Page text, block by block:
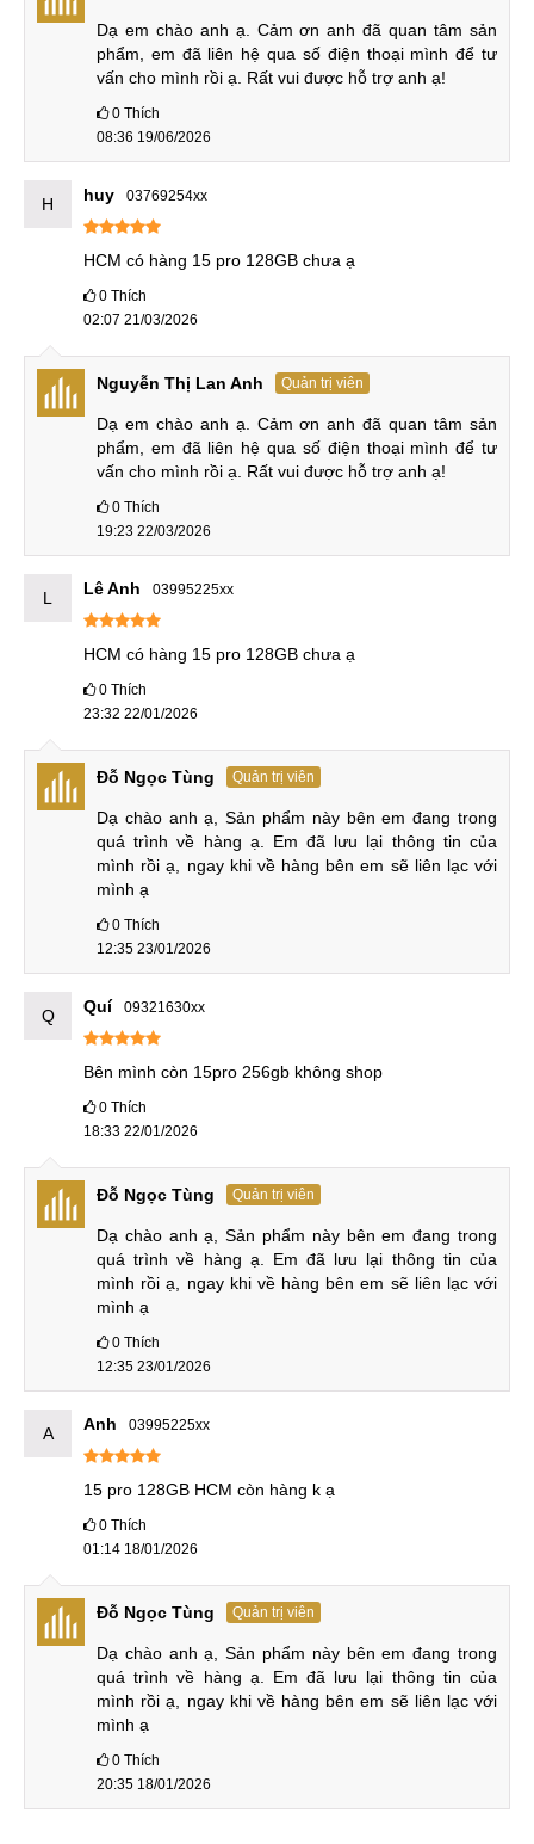
với các lỗi do nhà sản xuất (không bao gồm nguồn điện, pin,
màn hình, Face ID và camera). Nếu sản phẩm không may bị
lỗi sản xuất, bạn có thể được đổi 1 đổi 1 trong vòng 7 ngày
Bảo hành dài hạn và uy tín
gian đổi trả kéo dài 15 ngày, thiết bị còn được bảo hành mọi
chữa các lỗi do người dùng gây ra trong quá trình sử dụng.
Hỗ trợ trả góp 0%
MobileCity hỗ trợ trả góp 0% cho iPhone 15 Pro cũ. Đây là
thiếu tiền hoặc muốn tiết kiệm tiền cho những việc quan
trả góp thông qua công ty tài chính. Dù bạn chọn hình thức
20 phút.
So sánh sản phẩm tương tự
Cùng phân khúc giá iPhone 15 Pro cũ, iPhone 14 Pro Max
cũ và Samsung S24 Plus mới là 2 sản phẩm được người
dùng khó lựa chọn.
Tiêu
Pro cũ
Chipset
Apple A17
Pro (3 nm)
LTPO Super
Retina XDR
OLED,
120Hz
6.1 inch, 1.5K
2000 nit
(HBM)
LTPO Super
Retina XDR
OLED,
120Hz
LTPO
AMOLED
2X, 120Hz
Camera
48MP (góc
rộng)
12MP (góc
siêu rộng)
Quay phim:
4K, 1080p
12MP (góc
Camera
12MP (góc
Quay phim:
4K, 1080p
12MP (góc
Quay phim:
4K, 1080p
Quay phim:
4K, 1080p
iOS 17.5.1
Được lên
IOS 18
Dạ em chào anh ạ. Cảm ơn anh đã quan tâm sản
phẩm, em đã liên hệ qua số điện thoại mình để tư
vấn cho mình rồi ạ. Rất vui được hỗ trợ anh ạ!
0 Thích
08:36 19/06/2026
H huy 03769254xx
HCM có hàng 15 pro 128GB chưa ạ
0 Thích
02:07 21/03/2026
Nguyễn Thị Lan Anh Quản trị viên
Dạ em chào anh ạ. Cảm ơn anh đã quan tâm sản
phẩm, em đã liên hệ qua số điện thoại mình để tư
vấn cho mình rồi ạ. Rất vui được hỗ trợ anh ạ!
0 Thích
19:23 22/03/2026
L Lê Anh 03995225xx
HCM có hàng 15 pro 128GB chưa ạ
0 Thích
23:32 22/01/2026
Đỗ Ngọc Tùng Quản trị viên
Dạ chào anh ạ, Sản phẩm này bên em đang trong
quá trình về hàng ạ. Em đã lưu lại thông tin của
mình rồi ạ, ngay khi về hàng bên em sẽ liên lạc với
mình ạ
0 Thích
12:35 23/01/2026
Q Quí 09321630xx
Bên mình còn 15pro 256gb không shop
0 Thích
18:33 22/01/2026
Đỗ Ngọc Tùng Quản trị viên
Dạ chào anh ạ, Sản phẩm này bên em đang trong
quá trình về hàng ạ. Em đã lưu lại thông tin của
mình rồi ạ, ngay khi về hàng bên em sẽ liên lạc với
mình ạ
0 Thích
12:35 23/01/2026
A Anh 03995225xx
15 pro 128GB HCM còn hàng k ạ
0 Thích
01:14 18/01/2026
Đỗ Ngọc Tùng Quản trị viên
Dạ chào anh ạ, Sản phẩm này bên em đang trong
quá trình về hàng ạ. Em đã lưu lại thông tin của
mình rồi ạ, ngay khi về hàng bên em sẽ liên lạc với
mình ạ
0 Thích
20:35 18/01/2026